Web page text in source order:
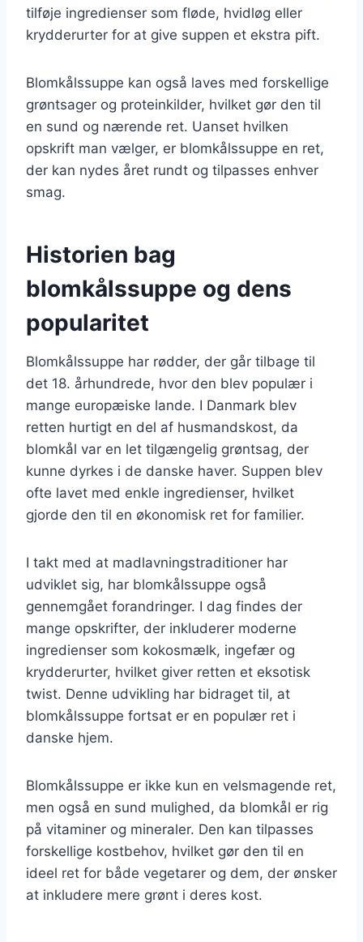
tilføje ingredienser som fløde, hvidløg eller
krydderurter for at give suppen et ekstra pift.
Blomkålssuppe kan også laves med forskellige
grøntsager og proteinkilder, hvilket gør den til
en sund og nærende ret. Uanset hvilken
opskrift man vælger, er blomkålssuppe en ret,
der kan nydes året rundt og tilpasses enhver
smag.
Historien bag
blomkålssuppe og dens
popularitet
Blomkålssuppe har rødder, der går tilbage til
det 18. århundrede, hvor den blev populær i
mange europæiske lande. I Danmark blev
retten hurtigt en del af husmandskost, da
blomkål var en let tilgængelig grøntsag, der
kunne dyrkes i de danske haver. Suppen blev
ofte lavet med enkle ingredienser, hvilket
gjorde den til en økonomisk ret for familier.
I takt med at madlavningstraditioner har
udviklet sig, har blomkålssuppe også
gennemgået forandringer. I dag findes der
mange opskrifter, der inkluderer moderne
ingredienser som kokosmælk, ingefær og
krydderurter, hvilket giver retten et eksotisk
twist. Denne udvikling har bidraget til, at
blomkålssuppe fortsat er en populær ret i
danske hjem.
Blomkålssuppe er ikke kun en velsmagende ret,
men også en sund mulighed, da blomkål er rig
på vitaminer og mineraler. Den kan tilpasses
forskellige kostbehov, hvilket gør den til en
ideel ret for både vegetarer og dem, der ønsker
at inkludere mere grønt i deres kost.